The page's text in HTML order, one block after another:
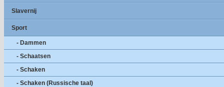
Slavernij
Sport
- Dammen
- Schaatsen
- Schaken
- Schaken (Russische taal)